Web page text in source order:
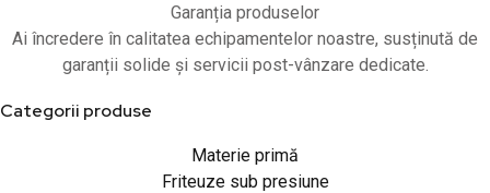
Garanția produselor
Ai încredere în calitatea echipamentelor noastre, susținută de
garanții solide și servicii post-vânzare dedicate.
Categorii produse
Materie primă
Friteuze sub presiune